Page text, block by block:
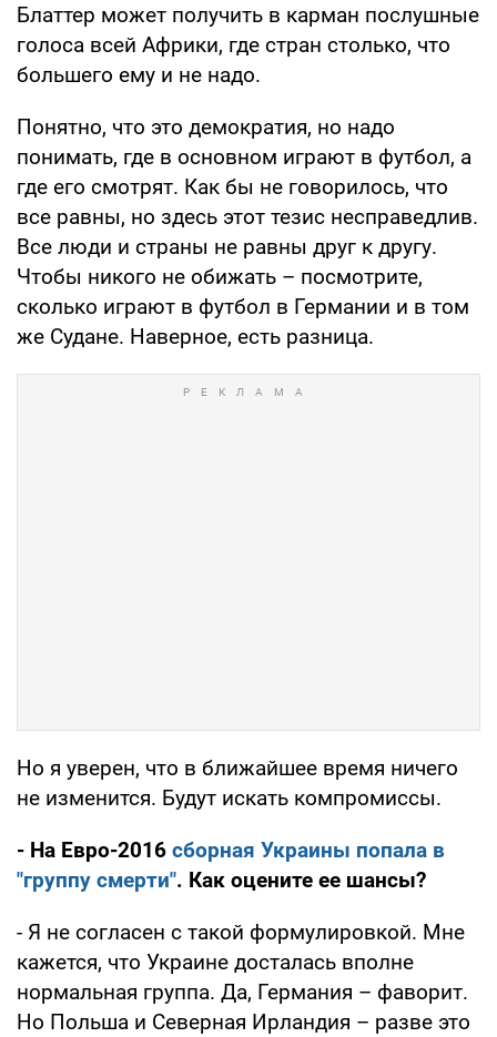
Блаттер может получить в карман послушные
голоса всей Африки, где стран столько, что
большего ему и не надо.
Понятно, что это демократия, но надо
понимать, где в основном играют в футбол, а
где его смотрят. Как бы не говорилось, что
все равны, но здесь этот тезис несправедлив.
Все люди и страны не равны друг к другу.
Чтобы никого не обижать – посмотрите,
сколько играют в футбол в Германии и в том
же Судане. Наверное, есть разница.
Но я уверен, что в ближайшее время ничего
не изменится. Будут искать компромиссы.
- На Евро-2016 сборная Украины попала в
"группу смерти". Как оцените ее шансы?
- Я не согласен с такой формулировкой. Мне
кажется, что Украине досталась вполне
нормальная группа. Да, Германия – фаворит.
Но Польша и Северная Ирландия – разве это